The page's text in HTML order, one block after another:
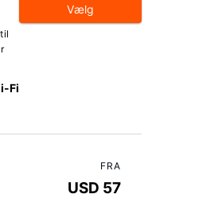
Fi
Vælg
FRA
USD 57